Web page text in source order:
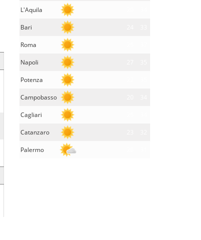
L'Aquila
Bari
Roma
Napoli
Potenza
Campobasso
Cagliari
Catanzaro
Palermo